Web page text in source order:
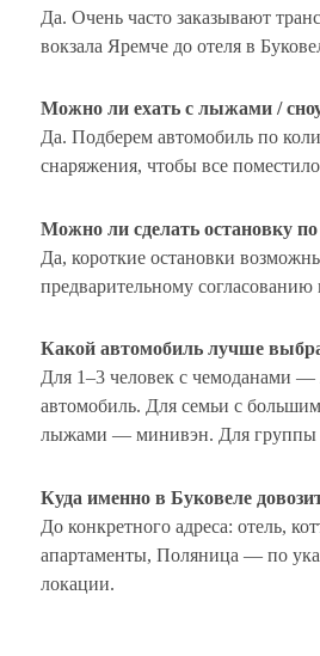
Да. Очень часто заказывают
вокзала Яремче до отеля в
Можно ли ехать с лыжами /
Да. Подберем автомобиль по
снаряжения, чтобы все
Можно ли сделать остановку по
Да, короткие остановки
предварительному
Какой автомобиль лучше
Для 1–3 человек с чемоданами —
автомобиль. Для семьи с
лыжами — минивэн. Для группы
Куда именно в Буковеле
До конкретного адреса: отель,
апартаменты, Поляница — по
локации.